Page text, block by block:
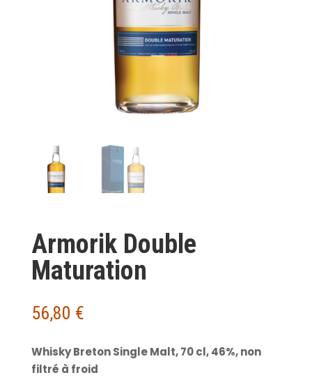
Armorik Double
Maturation
56,80 €
Whisky Breton Single Malt, 70 cl, 46%, non
filtré à froid